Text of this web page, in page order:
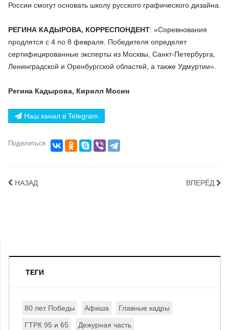
России смогут основать школу русского графического дизайна.
РЕГИНА КАДЫРОВА, КОРРЕСПОНДЕНТ: «Соревнования
продлятся с 4 по 8 февраля. Победителя определят
сертифицированные эксперты из Москвы, Санкт-Петербурга,
Ленинградской и Оренбургской областей, а также Удмуртии».
Регина Кадырова, Кирилл Мосин
Наш канал в Telegram
Поделиться
НАЗАД ВПЕРЁД
ТЕГИ
80 лет Победы Афиша Главные кадры
ГТРК 95 и 65 Дежурная часть